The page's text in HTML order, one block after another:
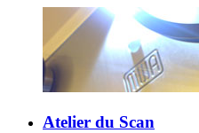
Atelier du Scan